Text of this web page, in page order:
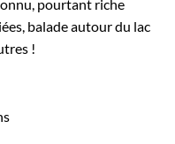
pourtant riche
balade autour du lac
!